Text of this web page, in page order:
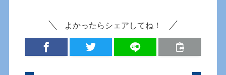
よかったらシェアしてね！